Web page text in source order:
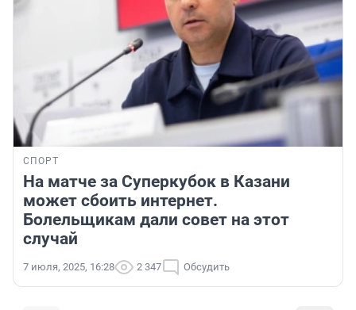
СПОРТ
На матче за Суперкубок в Казани
может сбоить интернет.
Болельщикам дали совет на этот
случай
7 июля, 2025, 16:28 2 347 Обсудить